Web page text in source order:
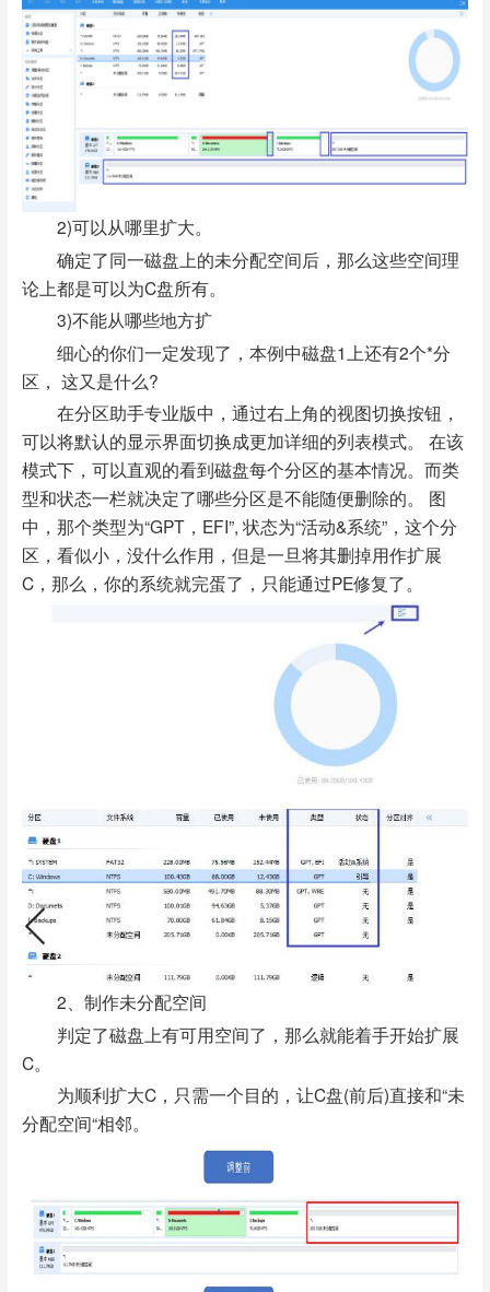
2)可以从哪里扩大。
确定了同一磁盘上的未分配空间后，那么这些空间理
论上都是可以为C盘所有。
3)不能从哪些地方扩
细心的你们一定发现了，本例中磁盘1上还有2个*分
区， 这又是什么?
在分区助手专业版中，通过右上角的视图切换按钮，
可以将默认的显示界面切换成更加详细的列表模式。 在该
模式下，可以直观的看到磁盘每个分区的基本情况。而类
型和状态一栏就决定了哪些分区是不能随便删除的。 图
中，那个类型为“GPT，EFI”, 状态为“活动&系统”，这个分
区，看似小，没什么作用，但是一旦将其删掉用作扩展
C，那么，你的系统就完蛋了，只能通过PE修复了。
2、制作未分配空间
判定了磁盘上有可用空间了，那么就能着手开始扩展
C。
为顺利扩大C，只需一个目的，让C盘(前后)直接和“未
分配空间“相邻。